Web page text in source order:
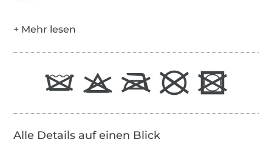
Alle Details auf einen Blick